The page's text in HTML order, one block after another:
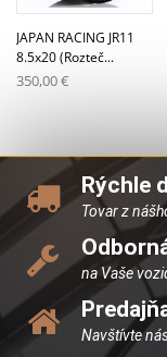
JAPAN RACING JR11
8.5x20 (Rozteč...
350,00 €
Rýchle
Tovar z
na Vaše
Navštívte